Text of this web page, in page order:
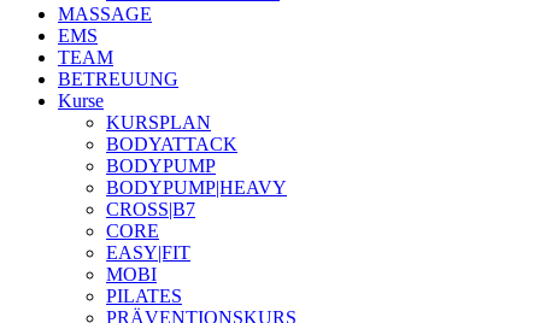
MASSAGE
EMS
TEAM
BETREUUNG
Kurse
KURSPLAN
BODYATTACK
BODYPUMP
BODYPUMP|HEAVY
CROSS|B7
CORE
EASY|FIT
MOBI
PILATES
PRÄVENTIONSKURS